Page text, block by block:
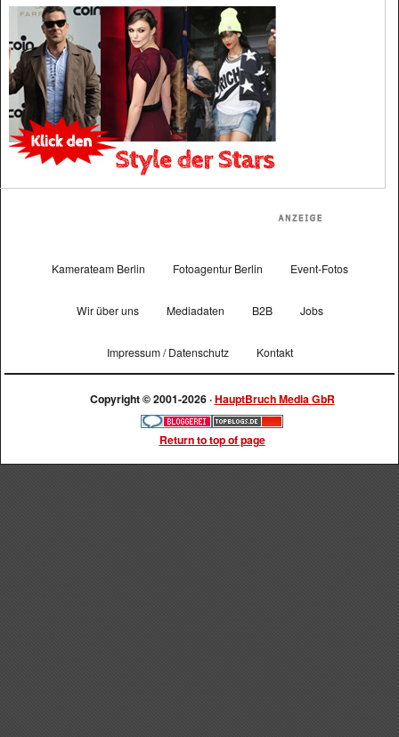
Kamerateam Berlin Fotoagentur Berlin Event-Fotos
Wir über uns Mediadaten B2B Jobs
Impressum / Datenschutz Kontakt
Copyright © 2001-2026 ·HauptBruch Media GbR
Return to top of page